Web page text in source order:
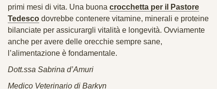
primi mesi di vita. Una buona crocchetta per il Pastore
Tedesco dovrebbe contenere vitamine, minerali e proteine
bilanciate per assicurargli vitalità e longevità. Ovviamente
anche per avere delle orecchie sempre sane,
l’alimentazione è fondamentale.
Dott.ssa Sabrina d’Amuri
Medico Veterinario di Barkyn